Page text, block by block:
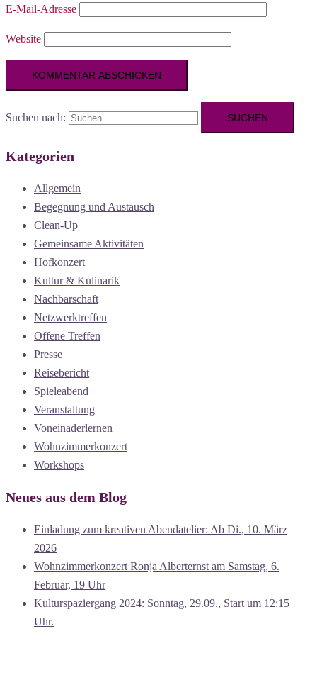
E-Mail-Adresse
Website
Suchen nach:
Kategorien
Allgemein
Begegnung und Austausch
Clean-Up
Gemeinsame Aktivitäten
Hofkonzert
Kultur & Kulinarik
Nachbarschaft
Netzwerktreffen
Offene Treffen
Presse
Reisebericht
Spieleabend
Veranstaltung
Voneinaderlernen
Wohnzimmerkonzert
Workshops
Neues aus dem Blog
Einladung zum kreativen Abendatelier: Ab Di., 10. März
2026
Wohnzimmerkonzert Ronja Alberternst am Samstag, 6.
Februar, 19 Uhr
Kulturspaziergang 2024: Sonntag, 29.09., Start um 12:15
Uhr.